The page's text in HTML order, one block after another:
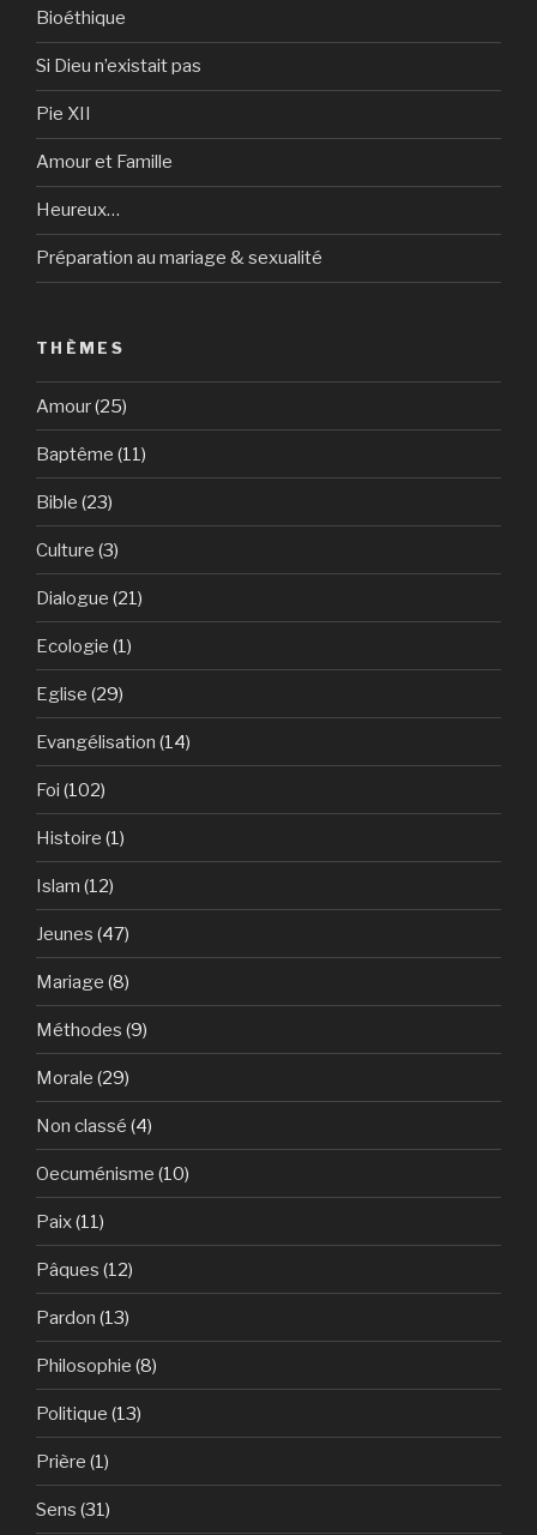
Bioéthique
Si Dieu n’existait pas
Pie XII
Amour et Famille
Heureux…
Préparation au mariage & sexualité
THÈMES
Amour(25)
Baptême (11)
Bible (23)
Culture (3)
Dialogue (21)
Ecologie (1)
Eglise (29)
Evangélisation (14)
Foi (102)
Histoire (1)
Islam (12)
Jeunes (47)
Mariage (8)
Méthodes (9)
Morale (29)
Non classé (4)
Oecuménisme (10)
Paix(11)
Pâques (12)
Pardon (13)
Philosophie (8)
Politique (13)
Prière (1)
Sens (31)